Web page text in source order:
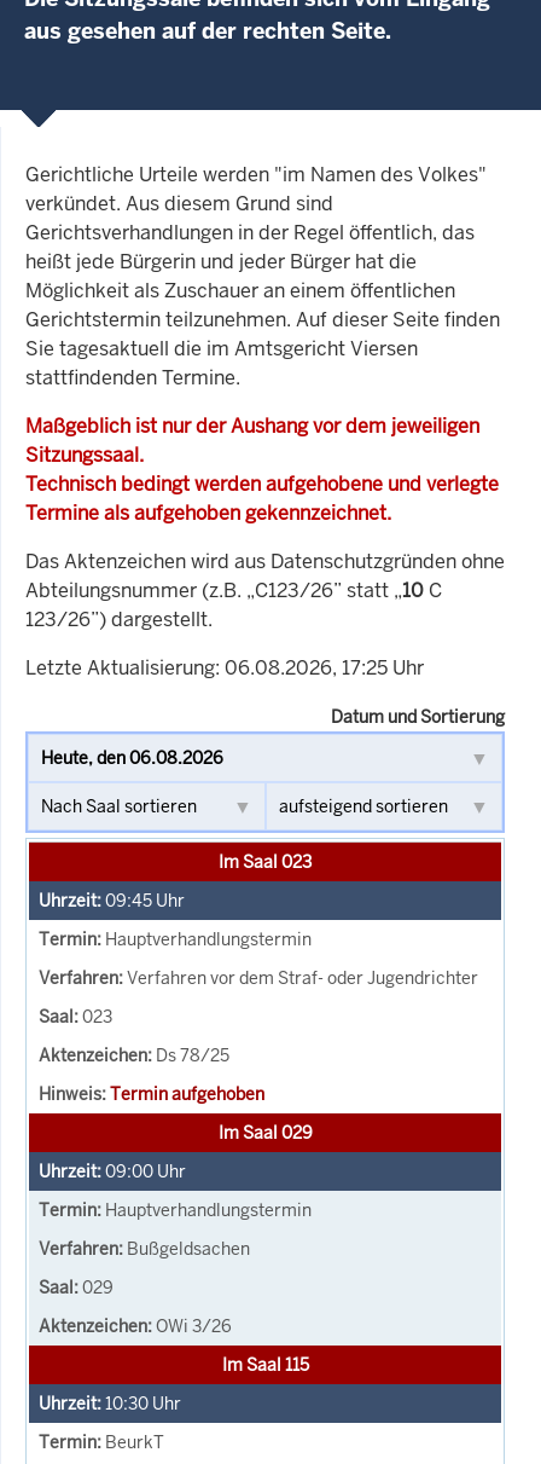
aus gesehen auf der rechten Seite.
Gerichtliche Urteile werden "im Namen des Volkes"
verkündet. Aus diesem Grund sind
Gerichtsverhandlungen in der Regel öffentlich, das
heißt jede Bürgerin und jeder Bürger hat die
Möglichkeit als Zuschauer an einem öffentlichen
Gerichtstermin teilzunehmen. Auf dieser Seite finden
Sie tagesaktuell die im Amtsgericht Viersen
stattfindenden Termine.
Maßgeblich ist nur der Aushang vor dem jeweiligen
Sitzungssaal.
Technisch bedingt werden aufgehobene und verlegte
Termine als aufgehoben gekennzeichnet.
Das Aktenzeichen wird aus Datenschutzgründen ohne
Abteilungsnummer (z.B. „C123/26” statt „10 C
123/26”) dargestellt.
Letzte Aktualisierung: 06.08.2026, 17:25 Uhr
Datum und Sortierung
Im Saal 023
09:45 Uhr
Hauptverhandlungstermin
Verfahren vor dem Straf- oder Jugendrichter
023
Ds 78/25
Termin aufgehoben
Im Saal 029
09:00 Uhr
Hauptverhandlungstermin
Bußgeldsachen
029
OWi 3/26
Im Saal 115
10:30 Uhr
BeurkT